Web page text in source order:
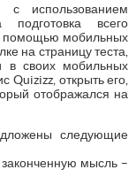
использованием
всего
помощью мобильных
на страницу теста,
своих мобильных
Quizizz, открыть его,
отображался на
следующие
мысль –